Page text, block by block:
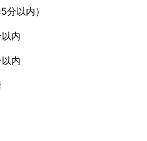
分以内）
内
内